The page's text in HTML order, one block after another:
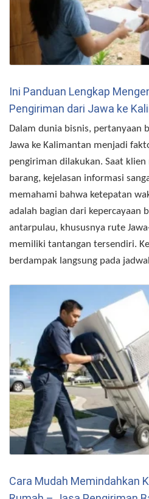
Ini Panduan Lengkap
Pengiriman dari Jawa ke
Dalam dunia bisnis, pertanyaan
Jawa ke Kalimantan menjadi
pengiriman dilakukan. Saat
barang, kejelasan informasi
memahami bahwa ketepatan
adalah bagian dari kepercayaan
antarpulau, khususnya rute
memiliki tantangan tersendiri.
berdampak langsung pada
Cara Mudah Memindahkan